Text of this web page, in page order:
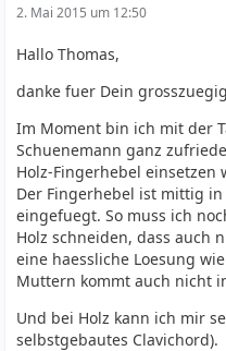
2. Mai 2015 um 12:50
Hallo Thomas,
danke fuer Dein
Im Moment bin ich mit der
Schuenemann ganz
Holz-Fingerhebel
Der Fingerhebel ist mittig
eingefuegt. So muss ich
Holz schneiden, dass auch
eine haessliche Loesung
Muttern kommt auch nicht
Und bei Holz kann ich mir
selbstgebautes Clavichord).